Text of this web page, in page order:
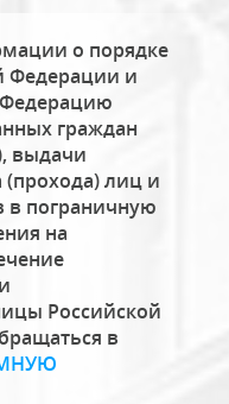
о порядке
Федерации и
граждан
выдачи
(прохода) лиц и
в пограничную
на
Российской
в